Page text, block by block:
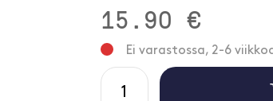
15.90 €
Ei varastossa, 2-6